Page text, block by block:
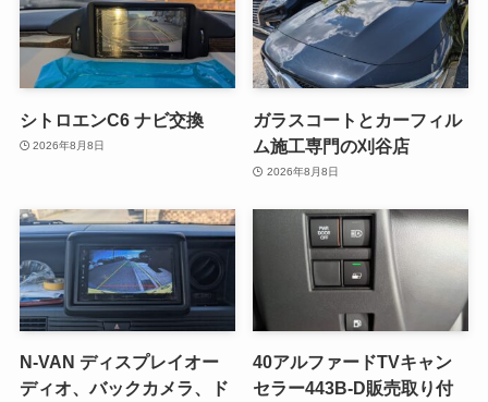
シトロエンC6 ナビ交換
2026年8月8日
ガラスコートとカーフィル
ム施工専門の刈谷店
2026年8月8日
N-VAN ディスプレイオー
ディオ、バックカメラ、ド
40アルファードTVキャン
セラー443B-D販売取り付